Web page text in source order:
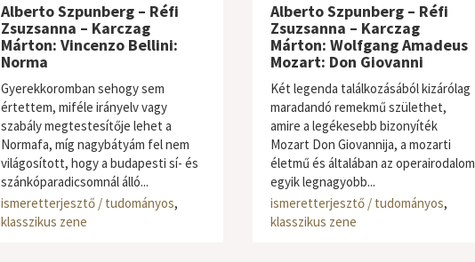
Alberto Szpunberg – Réfi
Zsuzsanna – Karczag
Márton: Vincenzo Bellini:
Norma
Gyerekkoromban sehogy sem
értettem, miféle irányelv vagy
szabály megtestesítője lehet a
Normafa, míg nagybátyám fel nem
világosított, hogy a budapesti sí- és
szánkóparadicsomnál álló...
ismeretterjesztő / tudományos,
klasszikus zene
Alberto Szpunberg – Réfi
Zsuzsanna – Karczag
Márton: Wolfgang Amadeus
Mozart: Don Giovanni
Két legenda találkozásából kizárólag
maradandó remekmű születhet,
amire a legékesebb bizonyíték
Mozart Don Giovannija, a mozarti
életmű és általában az operairodalom
egyik legnagyobb...
ismeretterjesztő / tudományos,
klasszikus zene